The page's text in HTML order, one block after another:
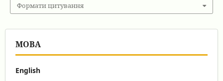
Формати цитування
МОВА
English